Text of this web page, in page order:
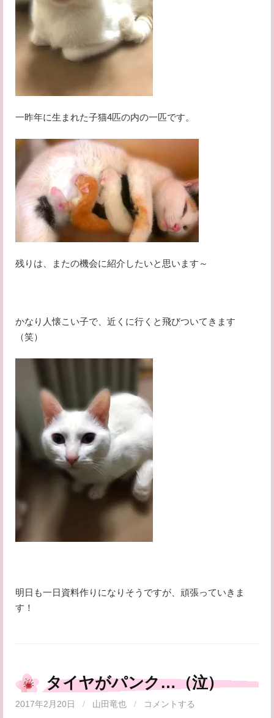
一昨年に生まれた子猫4匹の内の一匹です。
残りは、またの機会に紹介したいと思います～
かなり人懐こい子で、近くに行くと飛びついてきます
（笑）
明日も一日資料作りになりそうですが、頑張っていきま
す！
タイヤがパンク…（泣）
2017年2月20日 / 山田竜也 / コメントする